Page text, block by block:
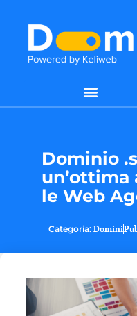
Dominio
le Web
Categoria: Domini